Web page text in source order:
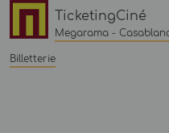
TicketingCiné
Megarama -
Billetterie